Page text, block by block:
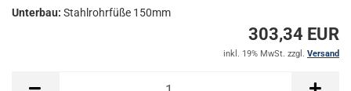
Unterbau: Stahlrohrfüße 150mm
303,34 EUR
inkl. 19% MwSt. zzgl. Versand